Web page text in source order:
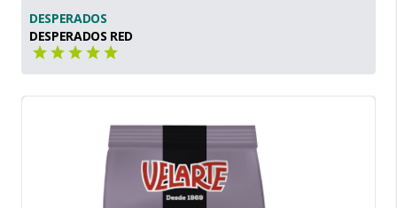
DESPERADOS
DESPERADOS RED